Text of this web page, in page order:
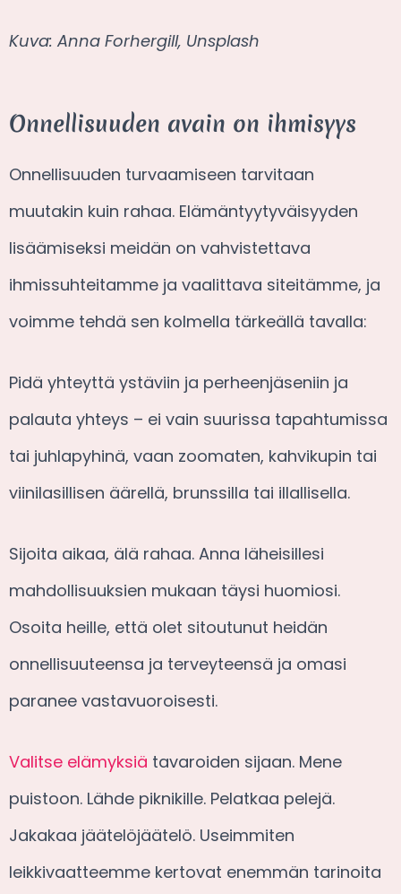
Kuva: Anna Forhergill, Unsplash
Onnellisuuden avain on ihmisyys
Onnellisuuden turvaamiseen tarvitaan
muutakin kuin rahaa. Elämäntyytyväisyyden
lisäämiseksi meidän on vahvistettava
ihmissuhteitamme ja vaalittava siteitämme, ja
voimme tehdä sen kolmella tärkeällä tavalla:
Pidä yhteyttä ystäviin ja perheenjäseniin ja
palauta yhteys – ei vain suurissa tapahtumissa
tai juhlapyhinä, vaan zoomaten, kahvikupin tai
viinilasillisen äärellä, brunssilla tai illallisella.
Sijoita aikaa, älä rahaa. Anna läheisillesi
mahdollisuuksien mukaan täysi huomiosi.
Osoita heille, että olet sitoutunut heidän
onnellisuuteensa ja terveyteensä ja omasi
paranee vastavuoroisesti.
Valitse elämyksiä tavaroiden sijaan. Mene
puistoon. Lähde piknikille. Pelatkaa pelejä.
Jakakaa jäätelöjäätelö. Useimmiten
leikkivaatteemme kertovat enemmän tarinoita